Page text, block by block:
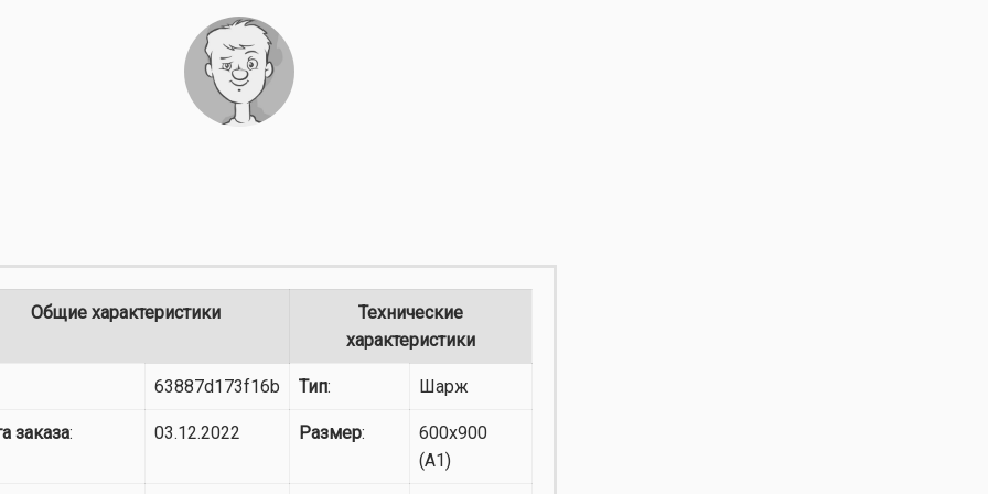
Общие характеристики
Технические
характеристики
63887d173f16b Тип: Шарж
заказа: 03.12.2022 Размер:
600x900
(A1)